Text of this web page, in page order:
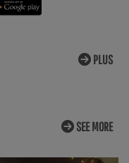
PLUS
SEE MORE